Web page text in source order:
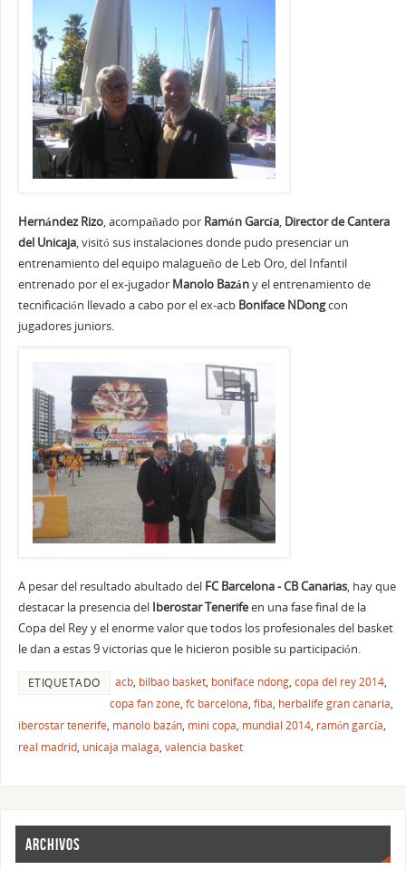
Hernández Rizo, acompañado porRamón García, Director de Cantera
del Unicaja, visitó sus instalaciones donde pudo presenciar un
entrenamiento del equipo malagueño de Leb Oro, del Infantil
entrenado por el ex-jugador Manolo Bazány el entrenamiento de
tecnificación llevado a cabo por el ex-acb Boniface NDongcon
jugadores juniors.
A pesar del resultado abultado del FC Barcelona - CB Canarias, hay que
destacar la presencia delIberostar Tenerifeen una fase final de la
Copa del Rey y el enorme valor que todos los profesionales del basket
le dan a estas 9 victorias que le hicieron posible su participación.
ETIQUETADO acb, bilbao basket, boniface ndong, copa del rey 2014,
copa fan zone, fc barcelona, fiba, herbalife gran canaria,
iberostar tenerife, manolo bazán, mini copa, mundial 2014, ramón garcía,
real madrid, unicaja malaga, valencia basket
ARCHIVOS